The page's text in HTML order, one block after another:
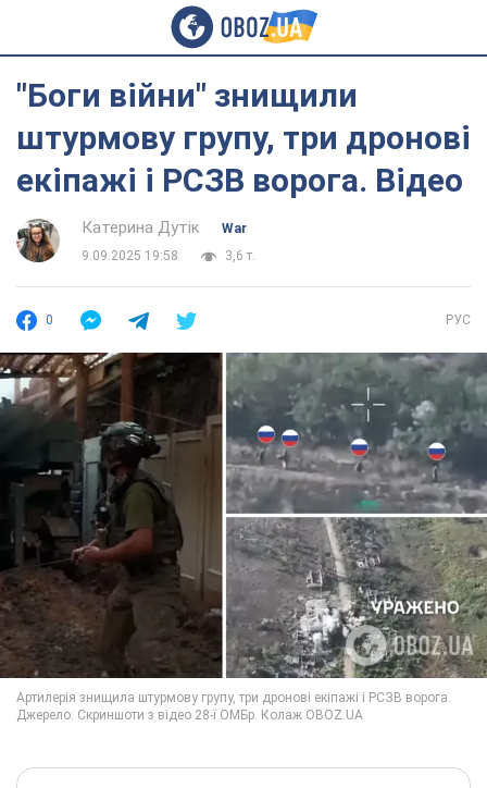
"Боги війни" знищили
штурмову групу, три дронові
екіпажі і РСЗВ ворога. Відео
Катерина Дутік
War
9.09.2025 19:58
3,6 т.
0 РУС